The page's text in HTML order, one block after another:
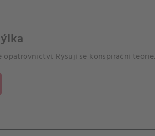
opatrovnictví. Rýsují se konspirační teorie.